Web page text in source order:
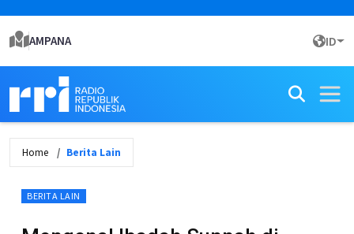
AMPANA ID
Home Berita Lain
BERITA LAIN